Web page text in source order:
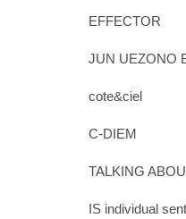
EFFECTOR
JUN UEZONO
cote&ciel
C-DIEM
TALKING
IS individual